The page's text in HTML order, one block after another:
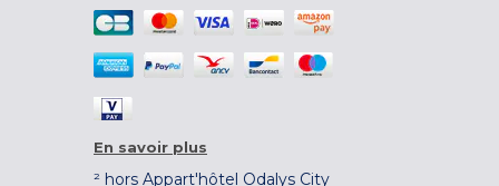
En savoir plus
² hors Appart'hôtel Odalys City